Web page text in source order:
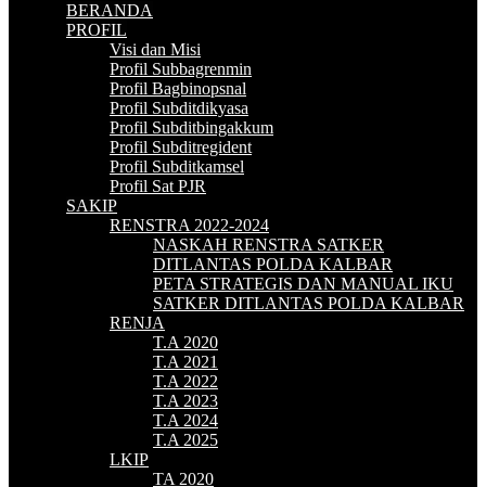
BERANDA
PROFIL
Visi dan Misi
Profil Subbagrenmin
Profil Bagbinopsnal
Profil Subditdikyasa
Profil Subditbingakkum
Profil Subditregident
Profil Subditkamsel
Profil Sat PJR
SAKIP
RENSTRA 2022-2024
NASKAH RENSTRA SATKER
DITLANTAS POLDA KALBAR
PETA STRATEGIS DAN MANUAL IKU
SATKER DITLANTAS POLDA KALBAR
RENJA
T.A 2020
T.A 2021
T.A 2022
T.A 2023
T.A 2024
T.A 2025
LKIP
TA 2020